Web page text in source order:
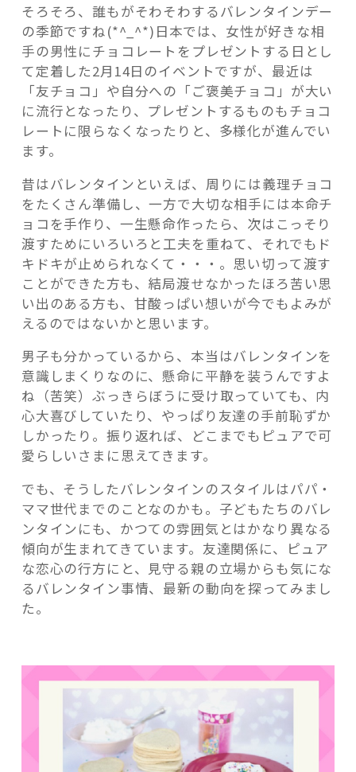
記事検索
ン
タ
イ
ン
最
新
事
情”
の
そろそろ、誰もがそわそわするバレンタインデー
の季節ですね(*^_^*)日本では、女性が好きな相
手の男性にチョコレートをプレゼントする日とし
て定着した2月14日のイベントですが、最近は
「友チョコ」や自分への「ご褒美チョコ」が大い
に流行となったり、プレゼントするものもチョコ
レートに限らなくなったりと、多様化が進んでい
ます。
昔はバレンタインといえば、周りには義理チョコ
をたくさん準備し、一方で大切な相手には本命チ
ョコを手作り、一生懸命作ったら、次はこっそり
渡すためにいろいろと工夫を重ねて、それでもド
キドキが止められなくて・・・。思い切って渡す
ことができた方も、結局渡せなかったほろ苦い思
い出のある方も、甘酸っぱい想いが今でもよみが
えるのではないかと思います。
男子も分かっているから、本当はバレンタインを
意識しまくりなのに、懸命に平静を装うんですよ
ね（苦笑）ぶっきらぼうに受け取っていても、内
心大喜びしていたり、やっぱり友達の手前恥ずか
しかったり。振り返れば、どこまでもピュアで可
愛らしいさまに思えてきます。
でも、そうしたバレンタインのスタイルはパパ・
ママ世代までのことなのかも。子どもたちのバレ
ンタインにも、かつての雰囲気とはかなり異なる
傾向が生まれてきています。友達関係に、ピュア
な恋心の行方にと、見守る親の立場からも気にな
るバレンタイン事情、最新の動向を探ってみまし
た。